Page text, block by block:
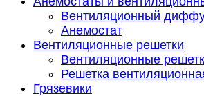
Вентиляционный
Анемостат
Вентиляционные решетки
Вентиляционные
Решетка
Грязевики